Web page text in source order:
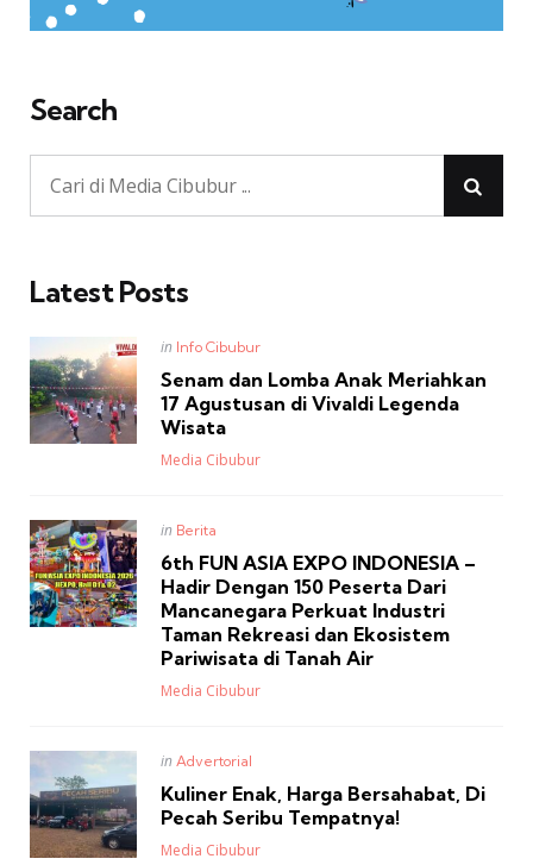
Search
Latest Posts
Posted
in Info Cibubur
Senam dan Lomba Anak Meriahkan
17 Agustusan di Vivaldi Legenda
Wisata
Posted
Media Cibubur
Posted
in
in Berita
6th FUN ASIA EXPO INDONESIA –
Hadir Dengan 150 Peserta Dari
Mancanegara Perkuat Industri
Taman Rekreasi dan Ekosistem
Pariwisata di Tanah Air
Posted
Media Cibubur
Posted
in Advertorial
Kuliner Enak, Harga Bersahabat, Di
Pecah Seribu Tempatnya!
Posted
Media Cibubur